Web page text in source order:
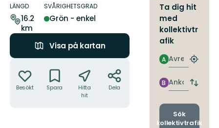
om
leden
LÄNGD
16.2
km
SVÅRIGHETSGRAD
Grön - enkel
Visa på kartan
Besökt Spara
Hitta
hit
Dela
Ta dig hit
med
kollektivtr
afik
Avresa
A
Hitta
Ankomst
B
Byt
och
Sök
kollektivtrafik